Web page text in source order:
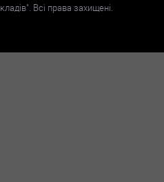
Всі права захищені.